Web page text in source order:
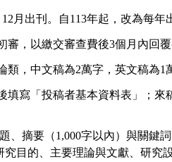
12 月出刊。自113年起，改為每年
審，以繳交審查費後3個月內回
類，中文稿為2萬字，英文稿為1
填寫「投稿者基本資料表」；來
、摘要（1,000字以內）與關鍵
目的、主要理論與文獻、研